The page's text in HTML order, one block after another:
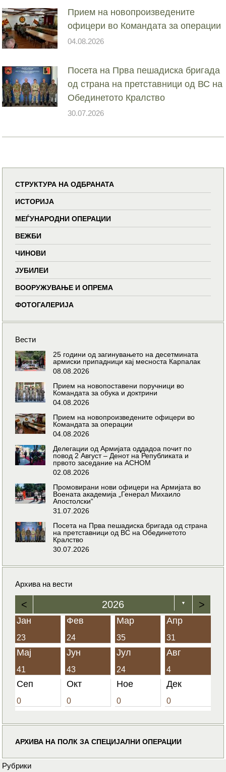
Прием на новопроизведените
офицери во Командата за операции
04.08.2026
Посета на Прва пешадиска бригада
од страна на претставници од ВС на
Обединетото Кралство
30.07.2026
СТРУКТУРА НА ОДБРАНАТА
ИСТОРИЈА
МЕЃУНАРОДНИ ОПЕРАЦИИ
ВЕЖБИ
ЧИНОВИ
ЈУБИЛЕИ
ВООРУЖУВАЊЕ И ОПРЕМА
ФОТОГАЛЕРИЈА
Вести
25 години од загинувањето на десетмината
армиски припадници кај месноста Карпалак
08.08.2026
Прием на новопоставени поручници во
Командата за обука и доктрини
04.08.2026
Прием на новопроизведените офицери во
Командата за операции
04.08.2026
Делегации од Армијата оддадоа почит по
повод 2 Август – Денот на Републиката и
првото заседание на АСНОМ
02.08.2026
Промовирани нови офицери на Армијата во
Воената академија „Генерал Михаило
Апостолски“
31.07.2026
Посета на Прва пешадиска бригада од страна
на претставници од ВС на Обединетото
Кралство
30.07.2026
Архива на вести
< 2026 ▼ >
Јан
23
Фев
24
Мар
35
Апр
31
Мај
41
Јун
43
Јул
24
Авг
4
Сеп
0
Окт
0
Ное
0
Дек
0
АРХИВА НА ПОЛК ЗА СПЕЦИЈАЛНИ ОПЕРАЦИИ
Рубрики